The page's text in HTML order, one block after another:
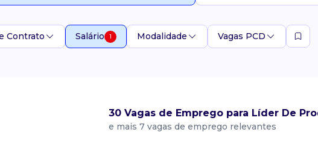
Contrato Salário 1 Modalidade Vagas PCD
30 Vagas de Emprego para Líder De
e mais 7 vagas de emprego relevantes